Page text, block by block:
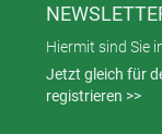
Hiermit sind Sie
Jetzt gleich für
registrieren >>